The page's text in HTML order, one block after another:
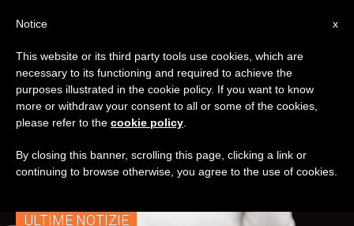
TAG
Posts Tagged
‘perinatale’
ULTIME NOTIZIE
x
Notice
This website or its third party tools use cookies, which are
necessary to its functioning and required to achieve the
purposes illustrated in the cookie policy. If you want to know
more or withdraw your consent to all or some of the cookies,
please refer to the cookie policy
By closing this banner, scrolling this page, clicking a link or
continuing to browse otherwise, you agree to the use of cookies.